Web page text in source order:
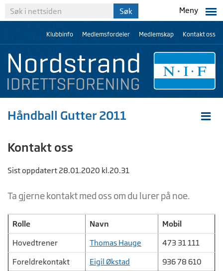
Meny
Klubbinfo Medlemsfordeler Medlemskap Kontakt oss
Håndball Gutter 2011
Kontakt oss
Sist oppdatert 28.01.2020 kl.20.31
Ta gjerne kontakt med oss om du lurer på noe.
Rolle Navn Mobil
Hovedtrener Thomas Hauge
473 31 111
Foreldrekontakt
Eigil Økstad 936 78 610